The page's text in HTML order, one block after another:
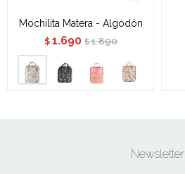
Mochilita Matera - Algodón
$ 1.690 $ 1.890
Newsletter